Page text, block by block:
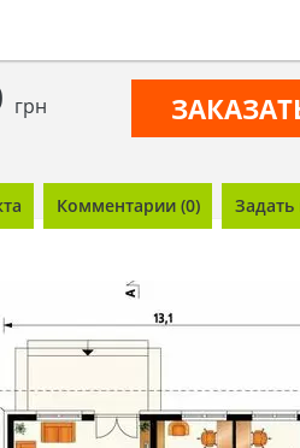
грн
Комментарии (0) Задать